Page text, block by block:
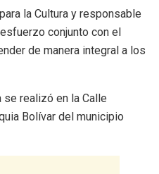
la Cultura y responsable
conjunto con el
de manera integral a los
se realizó en la Calle
Bolívar del municipio